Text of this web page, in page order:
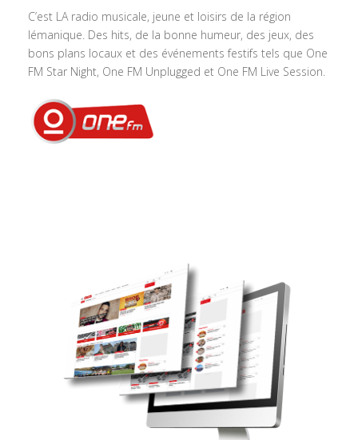
C’est LA radio musicale, jeune et loisirs de la région
lémanique. Des hits, de la bonne humeur, des jeux, des
bons plans locaux et des événements festifs tels que One
FM Star Night, One FM Unplugged et One FM Live Session.